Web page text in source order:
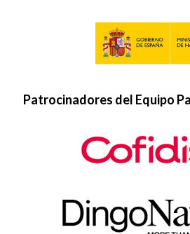
Patrocinadores del Equipo